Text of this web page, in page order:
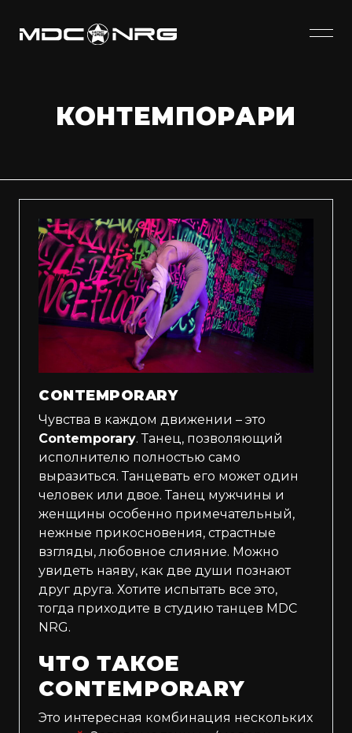
КОНТЕМПОРАРИ
CONTEMPORARY
Чувства в каждом движении – это
Contemporary. Танец, позволяющий
исполнителю полностью само
выразиться. Танцевать его может один
человек или двое. Танец мужчины и
женщины особенно примечательный,
нежные прикосновения, страстные
взгляды, любовное слияние. Можно
увидеть наяву, как две души познают
друг друга. Хотите испытать все это,
тогда приходите в студию танцев MDC
NRG.
ЧТО ТАКОЕ
CONTEMPORARY
Это интересная комбинация нескольких